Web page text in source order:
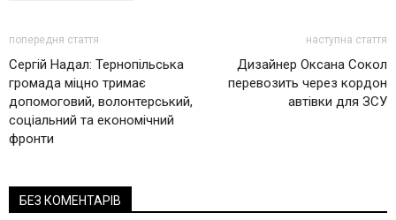
попередня стаття
Сергій Надал: Тернопільська
громада міцно тримає
допомоговий, волонтерський,
соціальний та економічний
фронти
наступна стаття
Дизайнер Оксана Сокол
перевозить через кордон
автівки для ЗСУ
БЕЗ КОМЕНТАРІВ